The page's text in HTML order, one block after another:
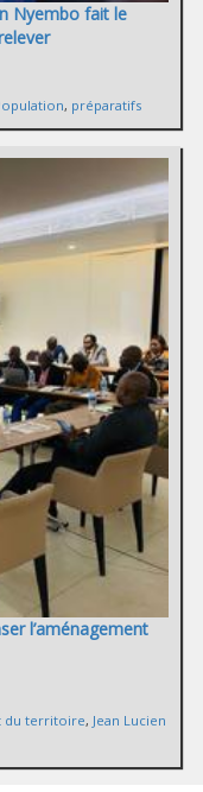
Nyembo fait le
, préparatifs
l’aménagement
du territoire, Jean Lucien